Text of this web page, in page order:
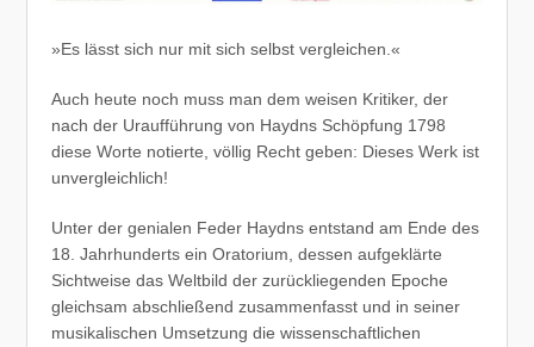
»Es lässt sich nur mit sich selbst vergleichen.«
Auch heute noch muss man dem weisen Kritiker, der
nach der Uraufführung von Haydns Schöpfung 1798
diese Worte notierte, völlig Recht geben: Dieses Werk ist
unvergleichlich!
Unter der genialen Feder Haydns entstand am Ende des
18. Jahrhunderts ein Oratorium, dessen aufgeklärte
Sichtweise das Weltbild der zurückliegenden Epoche
gleichsam abschließend zusammenfasst und in seiner
musikalischen Umsetzung die wissenschaftlichen